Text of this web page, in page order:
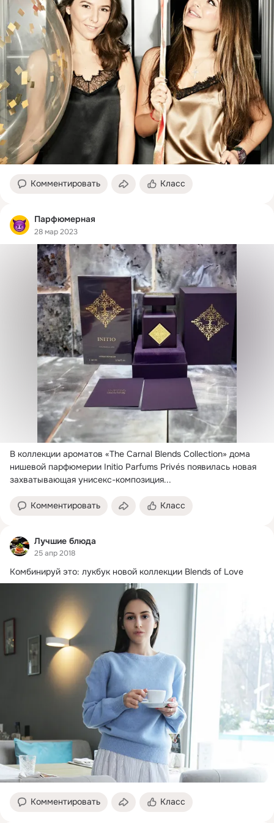
Комментировать Класс
Парфюмерная
28 мар 2023
В коллекции ароматов «The Carnal Blends Collection» дома
нишевой парфюмерии Initio Parfums Privés появилась новая
захватывающая унисекс-композиция...
Комментировать Класс
Лучшие блюда
25 апр 2018
Комбинируй это: лукбук новой коллекции Blends of Love
Комментировать Класс